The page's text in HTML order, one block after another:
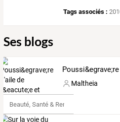
Tags associés :
Ses blogs
Maltheia
Beauté, Santé & Remise en forme